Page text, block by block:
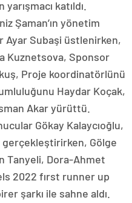
katıldı.
Şaman’ın yönetim
Ayar Subaşi üstlenirken,
Kuznetsova, Sponsor
Proje koordinatörlünü
Haydar Koçak,
Akar yürüttü.
Gökay Kalaycıoğlu,
gerçekleştirirken, Gölge
Tanyeli, Dora-Ahmet
2022 fırst runner up
şarkı ile sahne aldı.